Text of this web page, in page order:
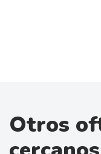
Otros